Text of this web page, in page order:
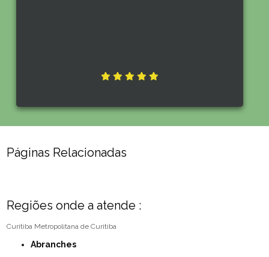
Páginas Relacionadas
Regiões onde a atende :
Curitiba Metropolitana de Curitiba
Abranches